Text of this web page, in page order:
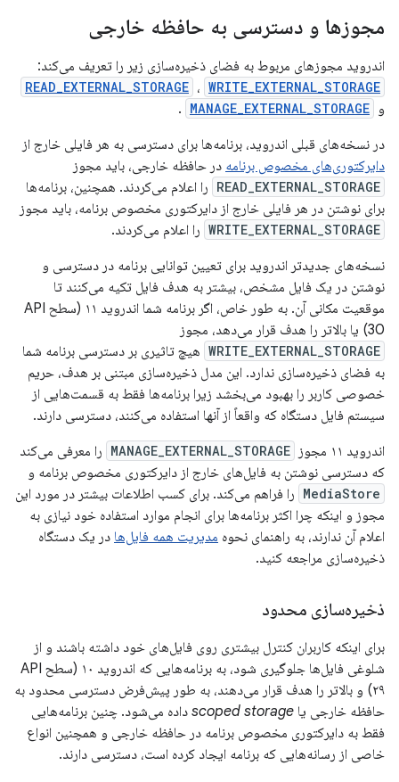
مجوزها و دسترسی به حافظه خارجی
اندروید مجوزهای مربوط به فضای ذخیره‌سازی زیر را تعریف می‌کند:
READ_EXTERNAL_STORAGE ، WRITE_EXTERNAL_STORAGE
و MANAGE_EXTERNAL_STORAGE
.
در نسخه‌های قبلی اندروید، برنامه‌ها برای دسترسی به هر فایلی خارج از
دایرکتوری‌های مخصوص برنامه در حافظه خارجی، باید مجوز
READ_EXTERNAL_STORAGE را اعلام می‌کردند. همچنین، برنامه‌ها
برای نوشتن در هر فایلی خارج از دایرکتوری مخصوص برنامه، باید مجوز
WRITE_EXTERNAL_STORAGE را اعلام می‌کردند.
نسخه‌های جدیدتر اندروید برای تعیین توانایی برنامه در دسترسی و
نوشتن در یک فایل مشخص، بیشتر به هدف فایل تکیه می‌کنند تا
موقعیت مکانی آن. به طور خاص، اگر برنامه شما اندروید ۱۱ (سطح API
30) یا بالاتر را هدف قرار می‌دهد، مجوز
WRITE_EXTERNAL_STORAGE هیچ تاثیری بر دسترسی برنامه شما
به فضای ذخیره‌سازی ندارد. این مدل ذخیره‌سازی مبتنی بر هدف، حریم
خصوصی کاربر را بهبود می‌بخشد زیرا برنامه‌ها فقط به قسمت‌هایی از
سیستم فایل دستگاه که واقعاً از آنها استفاده می‌کنند، دسترسی دارند.
اندروید ۱۱ مجوز
MANAGE_EXTERNAL_STORAGE را معرفی می‌کند
که دسترسی نوشتن به فایل‌های خارج از دایرکتوری مخصوص برنامه و
MediaStore را فراهم می‌کند. برای کسب اطلاعات بیشتر در مورد این
مجوز و اینکه چرا اکثر برنامه‌ها برای انجام موارد استفاده خود نیازی به
اعلام آن ندارند، به راهنمای نحوه مدیریت همه فایل‌ها در یک دستگاه
ذخیره‌سازی مراجعه کنید.
ذخیره‌سازی محدود
برای اینکه کاربران کنترل بیشتری روی فایل‌های خود داشته باشند و از
شلوغی فایل‌ها جلوگیری شود، به برنامه‌هایی که اندروید ۱۰ (سطح API
۲۹) و بالاتر را هدف قرار می‌دهند، به طور پیش‌فرض دسترسی محدود به
حافظه خارجی یا scoped storage داده می‌شود. چنین برنامه‌هایی
فقط به دایرکتوری مخصوص برنامه در حافظه خارجی و همچنین انواع
خاصی از رسانه‌هایی که برنامه ایجاد کرده است، دسترسی دارند.